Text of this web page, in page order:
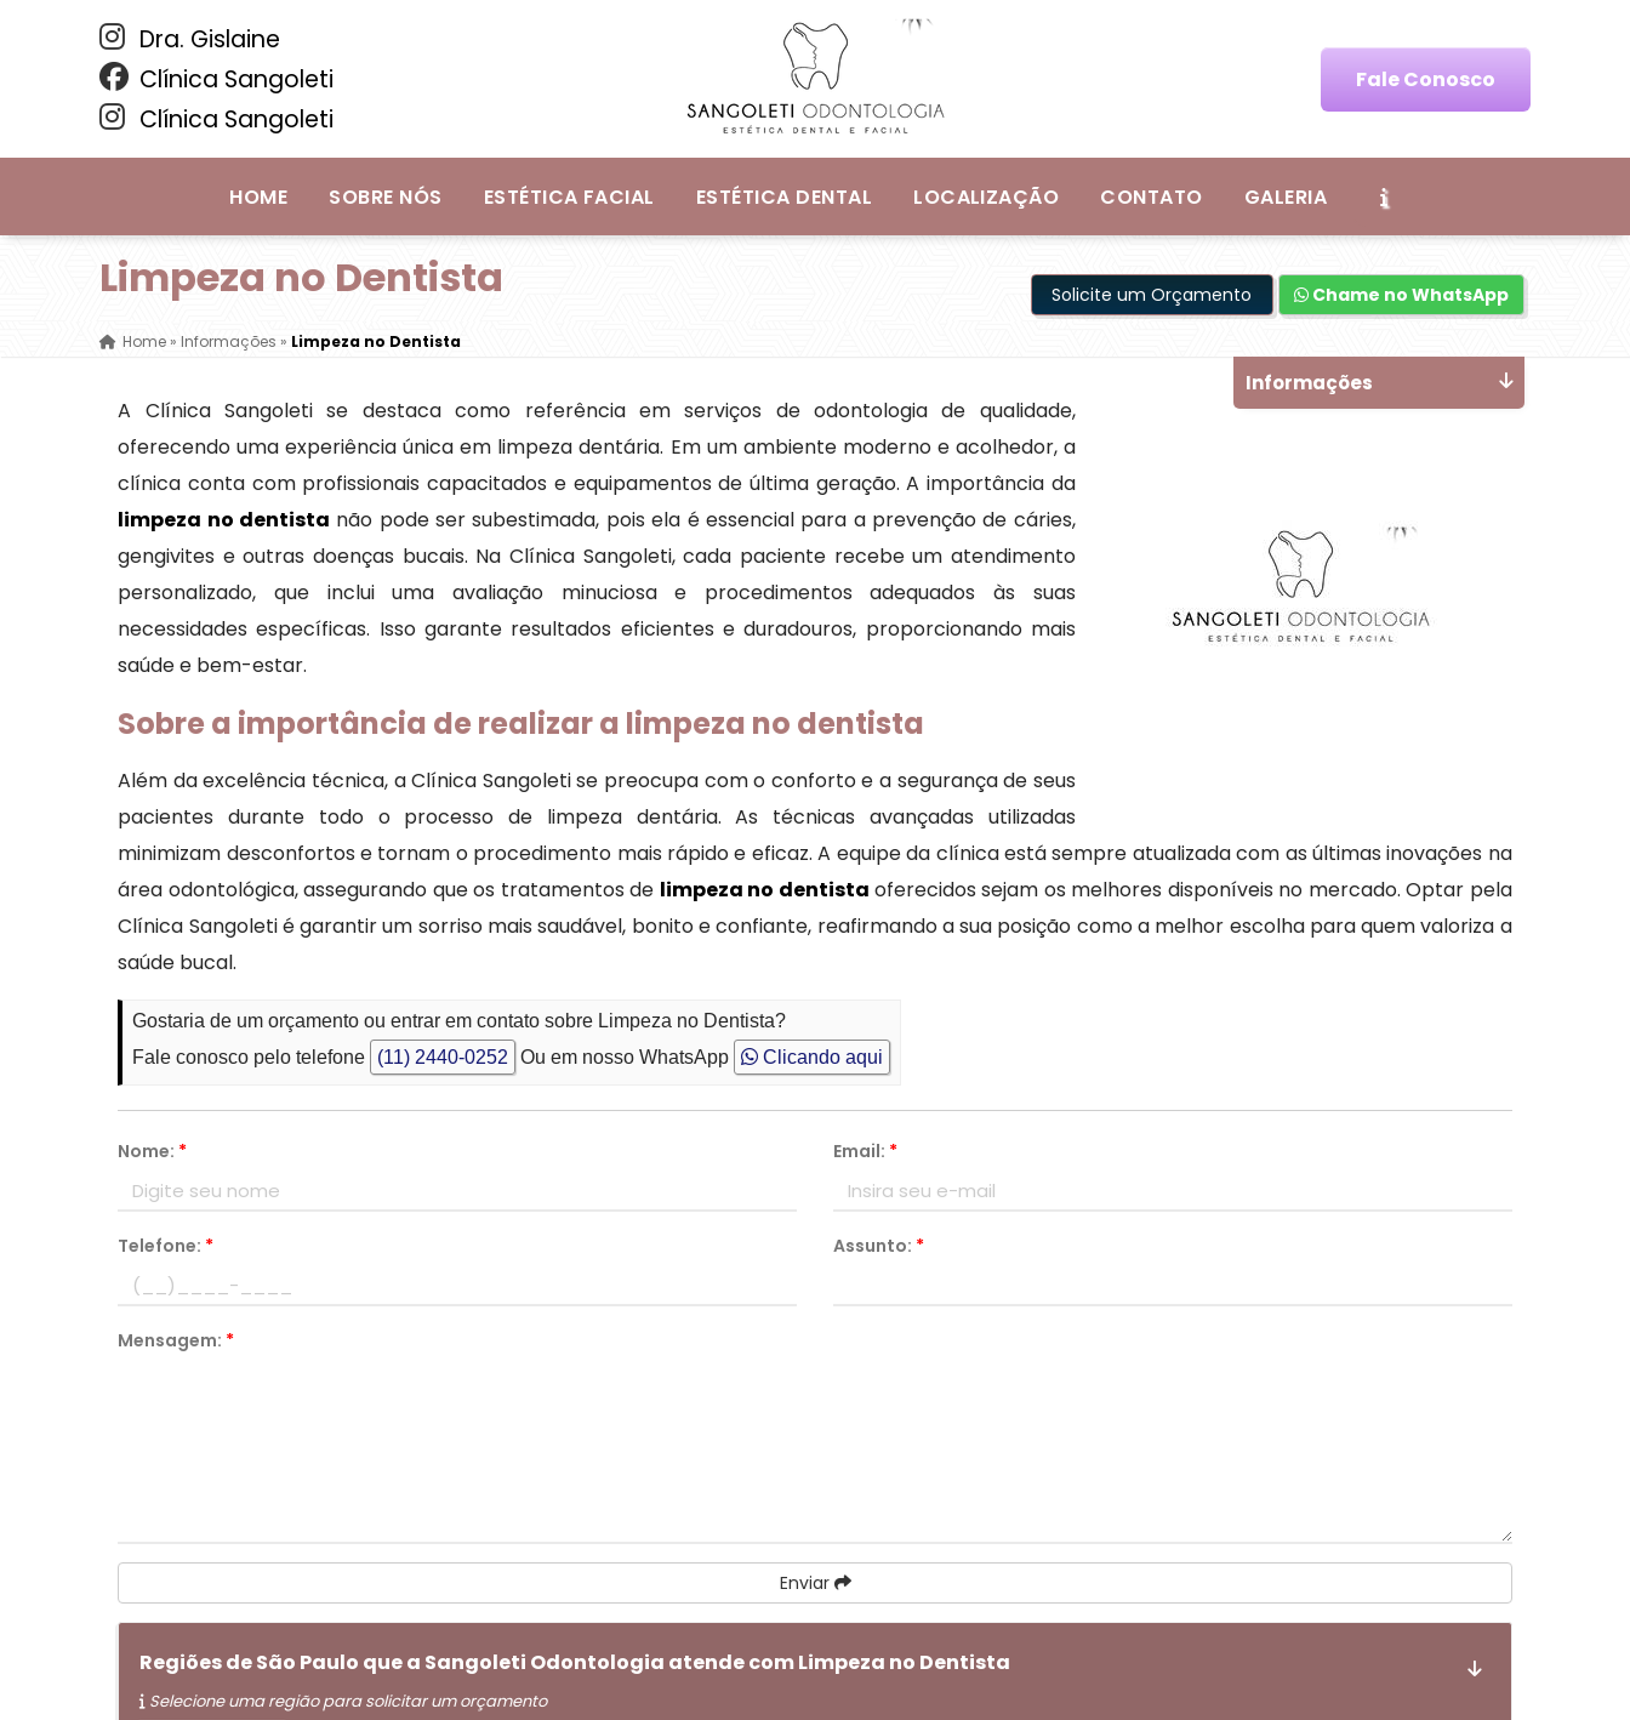
Dra. Gislaine
Clínica Sangoleti
Clínica Sangoleti
Fale Conosco
HOME SOBRE NÓS ESTÉTICA FACIAL ESTÉTICA DENTAL LOCALIZAÇÃO CONTATO GALERIA
Limpeza no Dentista
Home»Informações » Limpeza no Dentista
Solicite um Orçamento Chame no WhatsApp
A Clínica Sangoleti se destaca como referência em serviços de odontologia de qualidade,
oferecendo uma experiência única em limpeza dentária. Em um ambiente moderno e acolhedor, a
clínica conta com profissionais capacitados e equipamentos de última geração. A importância da
limpeza no dentista não pode ser subestimada, pois ela é essencial para a prevenção de cáries,
gengivites e outras doenças bucais. Na Clínica Sangoleti, cada paciente recebe um atendimento
personalizado, que inclui uma avaliação minuciosa e procedimentos adequados às suas
necessidades específicas. Isso garante resultados eficientes e duradouros, proporcionando mais
saúde e bem-estar.
Sobre a importância de realizar a limpeza no dentista
Além da excelência técnica, a Clínica Sangoleti se preocupa com o conforto e a segurança de seus
pacientes durante todo o processo de limpeza dentária. As técnicas avançadas utilizadas
minimizam desconfortos e tornam o procedimento mais rápido e eficaz. A equipe da clínica está sempre atualizada com as últimas inovações na
área odontológica, assegurando que os tratamentos de limpeza no dentista oferecidos sejam os melhores disponíveis no mercado. Optar pela
Clínica Sangoleti é garantir um sorriso mais saudável, bonito e confiante, reafirmando a sua posição como a melhor escolha para quem valoriza a
saúde bucal.
Gostaria de um orçamento ou entrar em contato sobre Limpeza no Dentista?
Fale conosco pelo telefone
(11) 2440-0252 Ou em nosso WhatsApp Clicando aqui
Nome: * Email: *
Telefone: * Assunto: *
Mensagem: *
Enviar
Regiões de São Paulo que a Sangoleti Odontologia atende com Limpeza no Dentista
Selecione uma região para solicitar um orçamento
Informações